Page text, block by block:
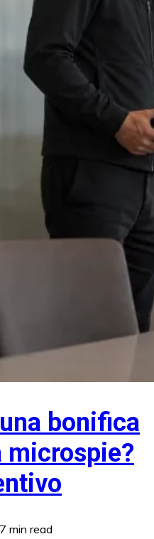
bonifica
microspie?
7 min read